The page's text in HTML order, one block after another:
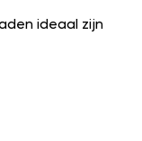
ideaal zijn